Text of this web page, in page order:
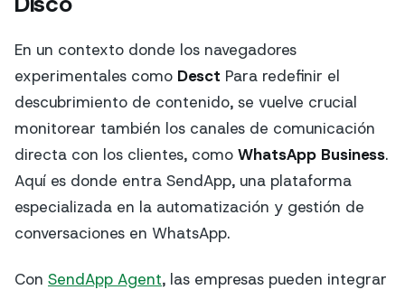
En un contexto donde los navegadores
experimentales como Desct Para redefinir el
descubrimiento de contenido, se vuelve crucial
monitorear también los canales de comunicación
directa con los clientes, como WhatsApp Business.
Aquí es donde entra SendApp, una plataforma
especializada en la automatización y gestión de
conversaciones en WhatsApp.
Con SendApp Agent, las empresas pueden integrar